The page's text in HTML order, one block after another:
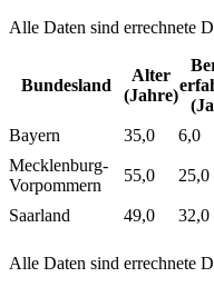
Alle Daten sind errechnete
Bundesland
Alter
(Jahre)
Bayern 35,0 6,0
Mecklenburg-
Vorpommern
55,0 25,0
Saarland
49,0 32,0
Alle Daten sind errechnete